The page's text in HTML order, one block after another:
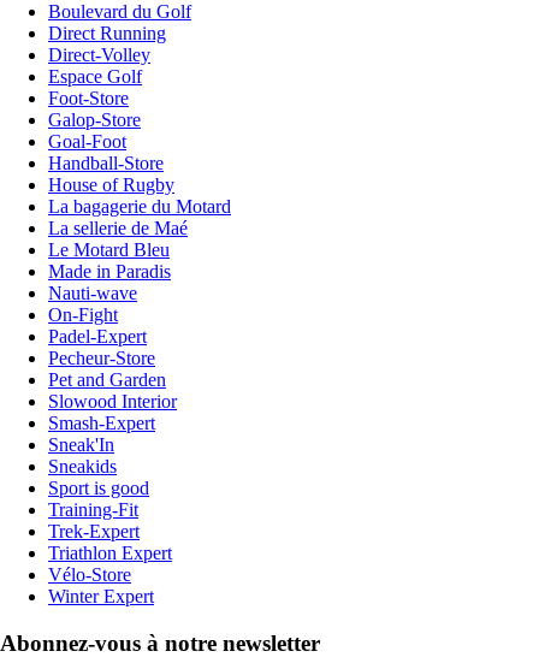
Boulevard du Golf
Direct Running
Direct-Volley
Espace Golf
Foot-Store
Galop-Store
Goal-Foot
Handball-Store
House of Rugby
La bagagerie du Motard
La sellerie de Maé
Le Motard Bleu
Made in Paradis
Nauti-wave
On-Fight
Padel-Expert
Pecheur-Store
Pet and Garden
Slowood Interior
Smash-Expert
Sneak'In
Sneakids
Sport is good
Training-Fit
Trek-Expert
Triathlon Expert
Vélo-Store
Winter Expert
Abonnez-vous à notre newsletter